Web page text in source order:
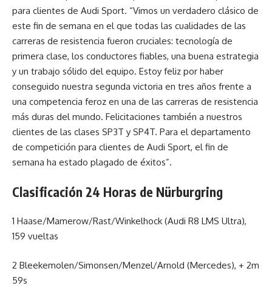
para clientes de Audi Sport. “Vimos un verdadero clásico de
este fin de semana en el que todas las cualidades de las
carreras de resistencia fueron cruciales: tecnología de
primera clase, los conductores fiables, una buena estrategia
y un trabajo sólido del equipo. Estoy feliz por haber
conseguido nuestra segunda victoria en tres años frente a
una competencia feroz en una de las carreras de resistencia
más duras del mundo. Felicitaciones también a nuestros
clientes de las clases SP3T y SP4T. Para el departamento
de competición para clientes de Audi Sport, el fin de
semana ha estado plagado de éxitos”.
Clasificación 24 Horas de Nürburgring
1 Haase/Mamerow/Rast/Winkelhock (Audi R8 LMS Ultra),
159 vueltas
2 Bleekemolen/Simonsen/Menzel/Arnold (Mercedes), + 2m
59s